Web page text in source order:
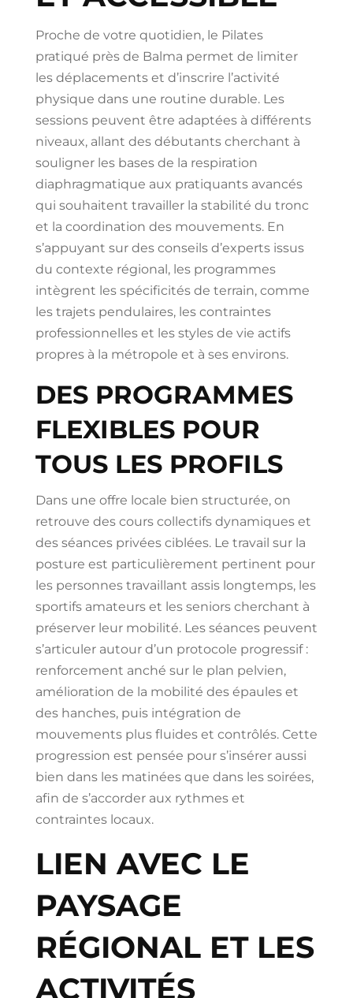
Proche de votre quotidien, le Pilates
pratiqué près de Balma permet de limiter
les déplacements et d’inscrire l’activité
physique dans une routine durable. Les
sessions peuvent être adaptées à différents
niveaux, allant des débutants cherchant à
souligner les bases de la respiration
diaphragmatique aux pratiquants avancés
qui souhaitent travailler la stabilité du tronc
et la coordination des mouvements. En
s’appuyant sur des conseils d’experts issus
du contexte régional, les programmes
intègrent les spécificités de terrain, comme
les trajets pendulaires, les contraintes
professionnelles et les styles de vie actifs
propres à la métropole et à ses environs.
DES PROGRAMMES
FLEXIBLES POUR
TOUS LES PROFILS
Dans une offre locale bien structurée, on
retrouve des cours collectifs dynamiques et
des séances privées ciblées. Le travail sur la
posture est particulièrement pertinent pour
les personnes travaillant assis longtemps, les
sportifs amateurs et les seniors cherchant à
préserver leur mobilité. Les séances peuvent
s’articuler autour d’un protocole progressif :
renforcement anché sur le plan pelvien,
amélioration de la mobilité des épaules et
des hanches, puis intégration de
mouvements plus fluides et contrôlés. Cette
progression est pensée pour s’insérer aussi
bien dans les matinées que dans les soirées,
afin de s’accorder aux rythmes et
contraintes locaux.
LIEN AVEC LE
PAYSAGE
RÉGIONAL ET LES
ACTIVITÉS